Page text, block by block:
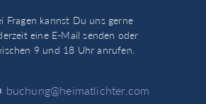
Fragen kannst Du uns gerne
eine E-Mail senden oder
9 und 18 Uhr anrufen.
buchung@heimatlichter.com